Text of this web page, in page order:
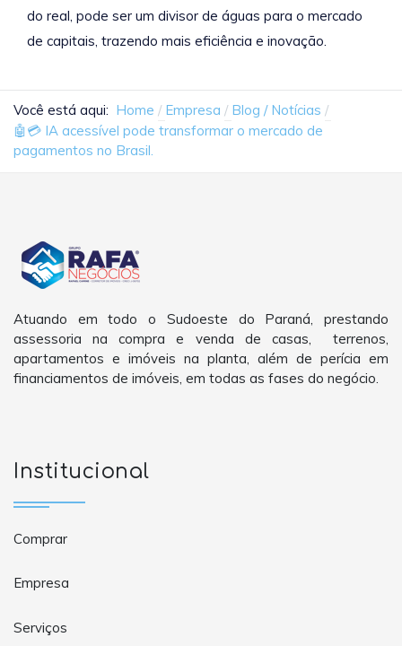
do real, pode ser um divisor de águas para o mercado
de capitais, trazendo mais eficiência e inovação.
Você está aqui: Home Empresa
Blog / Notícias
🤖💳 IA acessível pode transformar o mercado de
pagamentos no Brasil.
Atuando em todo o Sudoeste do Paraná, prestando
assessoria na compra e venda de casas, terrenos,
apartamentos e imóveis na planta, além de perícia em
financiamentos de imóveis, em todas as fases do negócio.
Institucional
Comprar
Empresa
Serviços